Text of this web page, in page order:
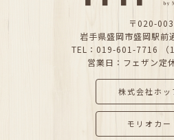
〒020-
岩手県盛岡市盛岡駅前
TEL：019-601-7716 （
営業日：フェザン定
株式会社ホッ
モリオカー